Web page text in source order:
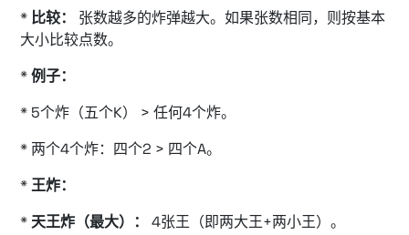
* 比较：
张数越多的炸弹越大。如果张数相同，则按基本
大小比较点数。
*例子：
* 5个炸（五个K） > 任何4个炸。
* 两个4个炸：四个2 > 四个A。
*王炸：
* 天王炸（最大）：
4张王（即两大王+两小王）。